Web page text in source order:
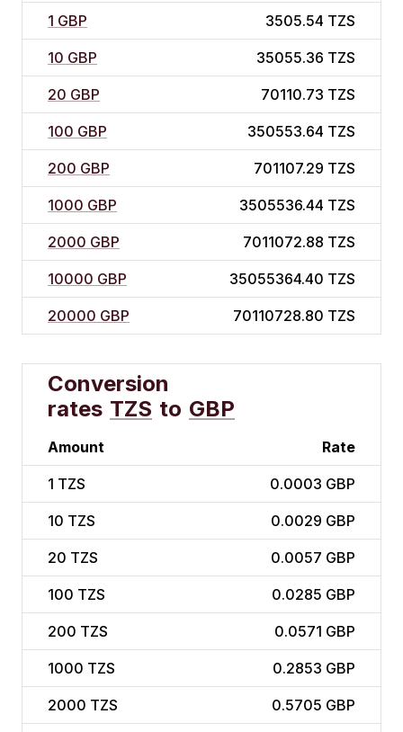
1 GBP 3505.54 TZS
10 GBP 35055.36 TZS
20 GBP 70110.73 TZS
100 GBP 350553.64 TZS
200 GBP 701107.29 TZS
1000 GBP 3505536.44 TZS
2000 GBP 7011072.88 TZS
10000 GBP 35055364.40 TZS
20000 GBP 70110728.80 TZS
Conversion
rates TZS to GBP
Amount Rate
1 TZS 0.0003 GBP
10 TZS 0.0029 GBP
20 TZS 0.0057 GBP
100 TZS 0.0285 GBP
200 TZS 0.0571 GBP
1000 TZS 0.2853 GBP
2000 TZS 0.5705 GBP